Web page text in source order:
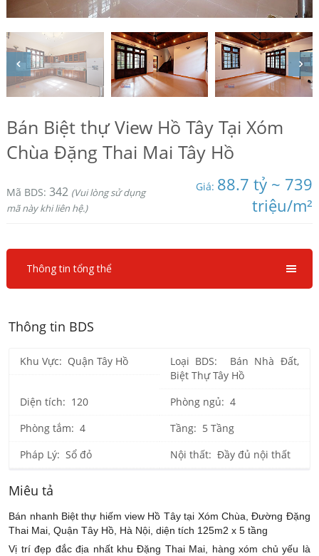
Bán Biệt thự View Hồ Tây Tại Xóm
Chùa Đặng Thai Mai Tây Hồ
Mã BDS: 342 (Vui lòng sử dụng
mã này khi liên hệ.)
Giá: 88.7 tỷ ~ 739
triệu/m²
Thông tin tổng thể
Thông tin BDS
Khu Vực: Quận Tây Hồ
Loại BDS: Bán Nhà Đất,
Biệt Thự Tây Hồ
Diện tích: 120
Phòng ngủ: 4
Phòng tắm: 4
Tầng: 5 Tầng
Pháp Lý: Sổ đỏ
Nội thất: Đầy đủ nội thất
Miêu tả
Bán nhanh Biệt thự hiếm view Hồ Tây tại Xóm Chùa, Đường Đặng
Thai Mai, Quận Tây Hồ, Hà Nội, diện tích 125m2 x 5 tầng
Vị trí đẹp đắc địa nhất khu Đặng Thai Mai, hàng xóm chủ yếu là